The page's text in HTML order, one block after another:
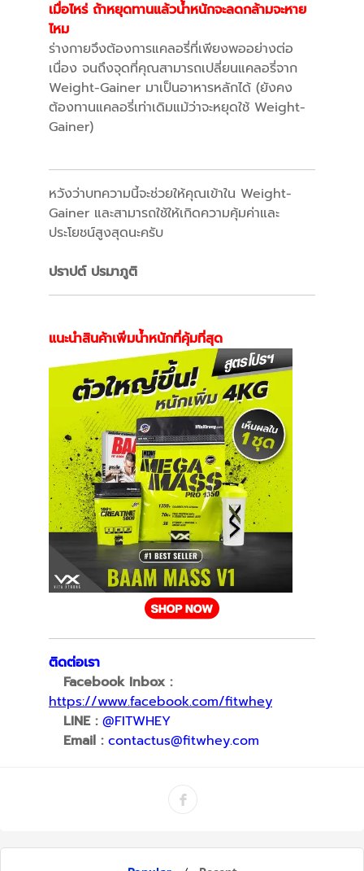
เมื่อไหร่ ถ้าหยุดทานแล้วน้ำหนักจะลดกล้ามจะหาย
ไหม
ร่างกายจึงต้องการแคลอรี่ที่เพียงพออย่างต่อ
เนื่อง จนถึงจุดที่คุณสามารถเปลี่ยนแคลอรี่จาก
Weight-Gainer มาเป็นอาหารหลักได้ (ยังคง
ต้องทานแคลอรี่เท่าเดิมแม้ว่าจะหยุดใช้ Weight-
Gainer)
หวังว่าบทความนี้จะช่วยให้คุณเข้าใน Weight-
Gainer และสามารถใช้ให้เกิดความคุ้มค่าและ
ประโยชน์สูงสุดนะครับ
ปราปต์ ปรมาภูติ
แนะนำสินค้าเพิ่มน้ำหนักที่คุ้มที่สุด
ติดต่อเรา
Facebook Inbox :
https://www.facebook.com/fitwhey
LINE : @FITWHEY
Email : contactus@fitwhey.com